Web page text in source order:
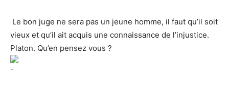
Le bon juge ne sera pas un jeune homme, il faut qu’il soit
vieux et qu’il ait acquis une connaissance de l’injustice.
Platon. Qu’en pensez vous ?